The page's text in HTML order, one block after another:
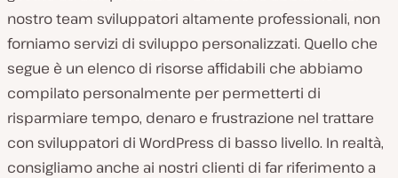
nostro team sviluppatori altamente professionali, non
forniamo servizi di sviluppo personalizzati. Quello che
segue è un elenco di risorse affidabili che abbiamo
compilato personalmente per permetterti di
risparmiare tempo, denaro e frustrazione nel trattare
con sviluppatori di WordPress di basso livello. In realtà,
consigliamo anche ai nostri clienti di far riferimento a